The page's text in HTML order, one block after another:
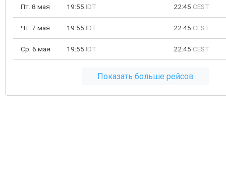
Пт. 8 мая 19:55 IDT 22:45 CEST
Чт. 7 мая 19:55 IDT 22:45 CEST
Ср. 6 мая 19:55 IDT 22:45 CEST
Показать больше рейсов